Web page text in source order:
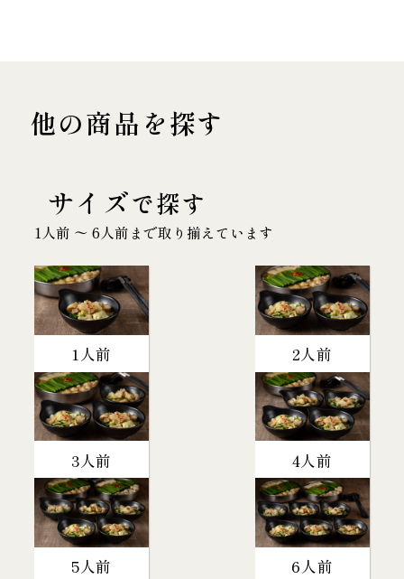
他の商品を探す
サイズで探す
1人前 〜 6人前まで取り揃えています
1人前 2人前
3人前 4人前
5人前 6人前